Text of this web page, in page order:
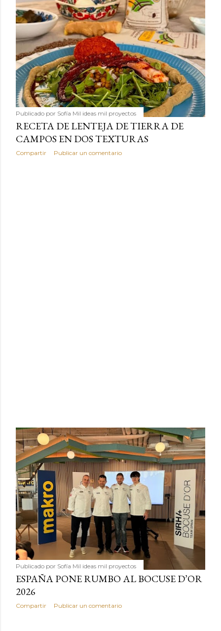
Publicado por Sofía Mil ideas mil proyectos
RECETA DE LENTEJA DE TIERRA DE
CAMPOS EN DOS TEXTURAS
Compartir Publicar un comentario
Publicado por Sofía Mil ideas mil proyectos
ESPAÑA PONE RUMBO AL BOCUSE D’OR
2026
Compartir Publicar un comentario